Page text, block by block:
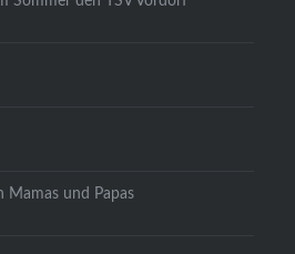
Mamas und Papas